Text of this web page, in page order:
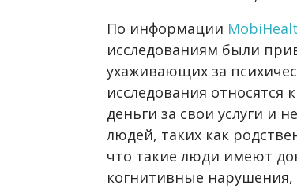
По информации
исследованиям были
ухаживающих за
исследования
деньги за свои услуги и
людей, таких как
что такие люди имеют
когнитивные